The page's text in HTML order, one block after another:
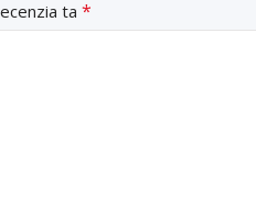
ta *